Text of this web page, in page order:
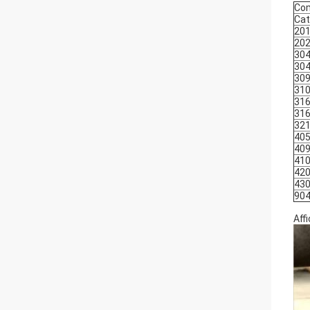
201
202
304
309
316
321
405
409
410
420
430